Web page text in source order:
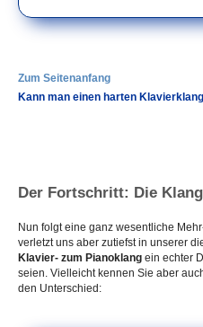
Zum Seitenanfang
Kann man einen harten
Der Fortschritt: Die
Nun folgt eine ganz wesentliche
verletzt uns aber zutiefst in unserer
Klavier- zum Pianoklang ein echter
seien. Vielleicht kennen Sie aber
den Unterschied: